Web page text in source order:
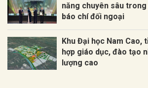
năng chuyên sâu
báo chí đối ngoại
Khu Đại học Nam Cao,
hợp giáo dục, đào tạo
lượng cao